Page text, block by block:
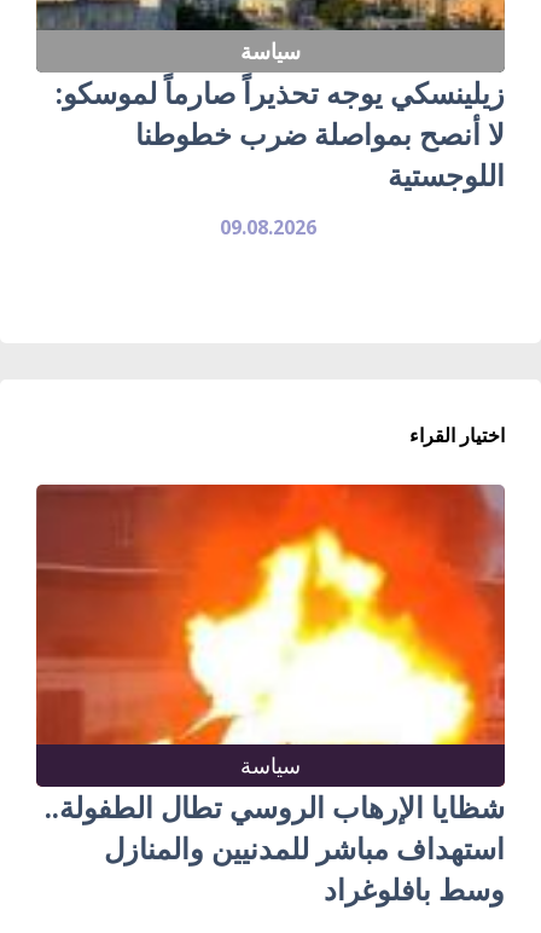
سياسة
زيلينسكي يوجه تحذيراً صارماً لموسكو:
لا أنصح بمواصلة ضرب خطوطنا
اللوجستية
09.08.2026
اختيار القراء
سياسة
شظايا الإرهاب الروسي تطال الطفولة..
استهداف مباشر للمدنيين والمنازل
وسط بافلوغراد